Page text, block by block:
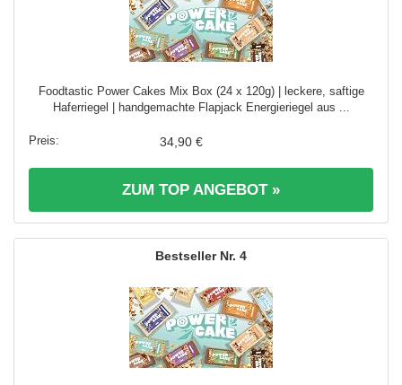
Foodtastic Power Cakes Mix Box (24 x 120g) | leckere, saftige
Haferriegel | handgemachte Flapjack Energieriegel aus ...
34,90 €
ZUM TOP ANGEBOT »
4